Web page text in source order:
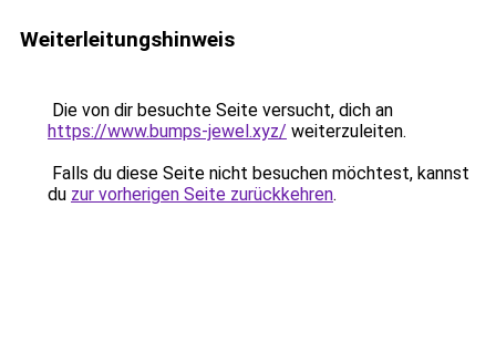
Weiterleitungshinweis
Die von dir besuchte Seite versucht, dich an
https://www.bumps-jewel.xyz/ weiterzuleiten.
Falls du diese Seite nicht besuchen möchtest, kannst
du zur vorherigen Seite zurückkehren.